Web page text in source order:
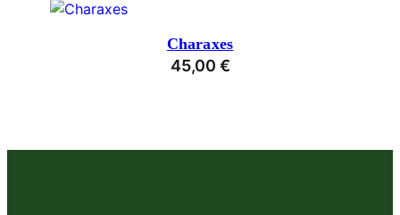
Charaxes
45,00 €